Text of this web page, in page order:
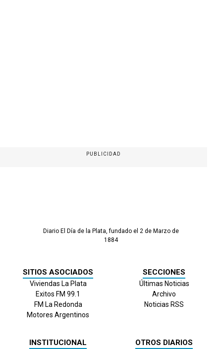
PUBLICIDAD
Diario El Día de la Plata, fundado el 2 de Marzo de
1884
SITIOS ASOCIADOS
Viviendas La Plata
Exitos FM 99.1
FM La Redonda
Motores Argentinos
SECCIONES
Últimas Noticias
Archivo
Noticias RSS
INSTITUCIONAL OTROS DIARIOS